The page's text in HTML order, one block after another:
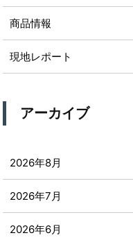
商品情報
現地レポート
アーカイブ
2026年8月
2026年7月
2026年6月